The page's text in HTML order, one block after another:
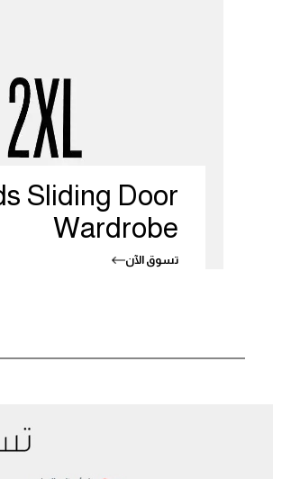
Sliding Door
Wardrobe
تسوق الآن